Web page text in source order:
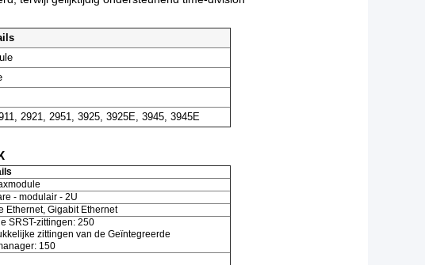
2921, 2951, 3925, 3925E, 3945, 3945E
- modulair - 2U
Ethernet, Gigabit Ethernet
SRST-zittingen: 250
zittingen van de Geïntegreerde
150